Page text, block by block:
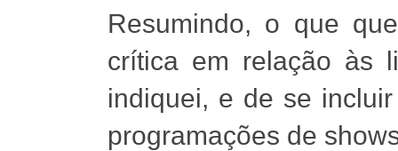
Resumindo, o que
crítica em relação às
indiquei, e de se
programações de